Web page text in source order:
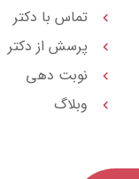
تماس با دکتر
پرسش از دکتر
نوبت دهی
وبلاگ